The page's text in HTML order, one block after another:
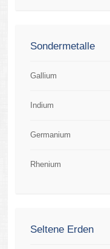
Sondermetalle
Gallium
Indium
Germanium
Rhenium
Seltene Erden